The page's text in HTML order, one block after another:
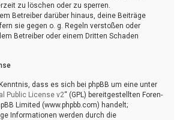
zu löschen oder zu sperren.
Betreiber darüber hinaus, deine Beiträge
sie gegen o. g. Regeln verstoßen oder
Betreiber oder einem Dritten Schaden
dass es sich bei phpBB um eine unter
Public License v2“ (GPL) bereitgestellten Foren-
Limited (www.phpbb.com) handelt;
Informationen werden durch die